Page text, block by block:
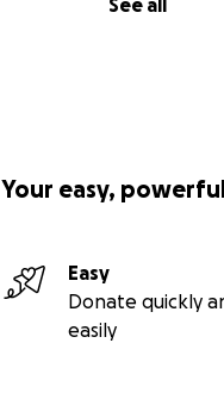
See all
Your easy,
Easy
Donate quickly
easily